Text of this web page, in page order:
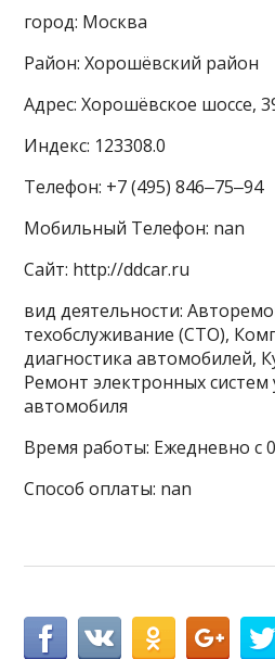
город: Москва
Район: Хорошёвский район
Адрес: Хорошёвское шоссе,
Индекс: 123308.0
Телефон: +7 (495) 846‒75‒94
Мобильный Телефон: nan
Сайт: http://ddcar.ru
вид деятельности:
техобслуживание (СТО),
диагностика автомобилей,
Ремонт электронных систем
автомобиля
Время работы: Ежедневно с
Способ оплаты: nan